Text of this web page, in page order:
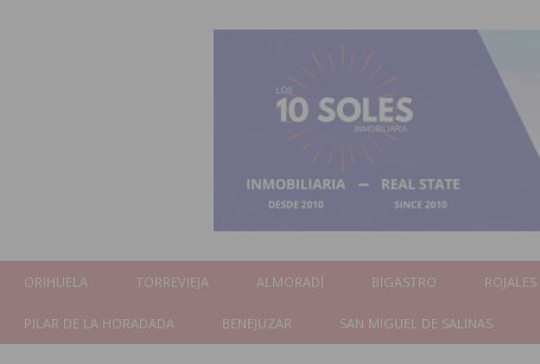
ORIHUELA TORREVIEJA ALMORADÍ BIGASTRO ROJALES
PILAR DE LA HORADADA BENEJUZAR SAN MIGUEL DE SALINAS